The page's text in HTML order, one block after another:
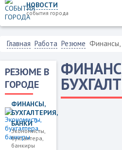
НОВОСТИ
события города
Главная Работа Резюме Финансы,
РЕЗЮМЕ В
ГОРОДЕ
ФИНАНСЫ,
БУХГАЛТЕРИЯ,
БАНКИ2
Экономисты,
бухгалтера,
банкиры